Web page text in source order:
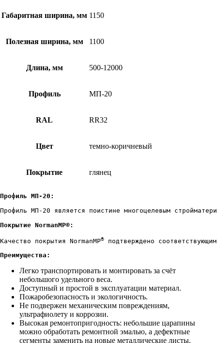
Габаритная ширина, мм 1150
Полезная ширина, мм 1100
Длина, мм 500-12000
Профиль МП-20
RAL RR32
Цвет темно-коричневый
Покрытие глянец
Профиль МП-20:
Профиль МП-20 является поистине многоцелевым
Покрытие NormanMP®:
Качество покрытия NormanMP® подтверждено
Преимущества:
Легко транспортировать и монтировать за счёт
небольшого удельного веса.
Доступный и простой в эксплуатации материал.
Пожаробезопасность и экологичность.
Не подвержен механическим повреждениям,
ультрафиолету и коррозии.
Высокая ремонтопригодность: небольшие царапины
можно обработать ремонтной эмалью, а дефектные
сегменты заменить на новые металлические листы.